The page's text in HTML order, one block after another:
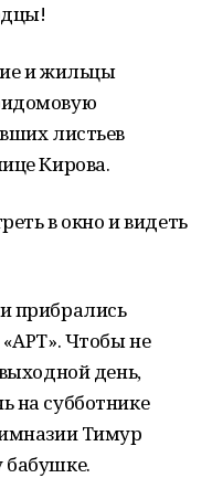
и жильцы
листьев
Кирова.
в окно и видеть
прибрались
Чтобы не
день,
на субботнике
Тимур